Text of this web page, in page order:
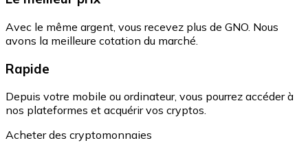
Avec le même argent, vous recevez plus de GNO. Nous
avons la meilleure cotation du marché.
Rapide
Depuis votre mobile ou ordinateur, vous pourrez accéder à
nos plateformes et acquérir vos cryptos.
Acheter des cryptomonnaies